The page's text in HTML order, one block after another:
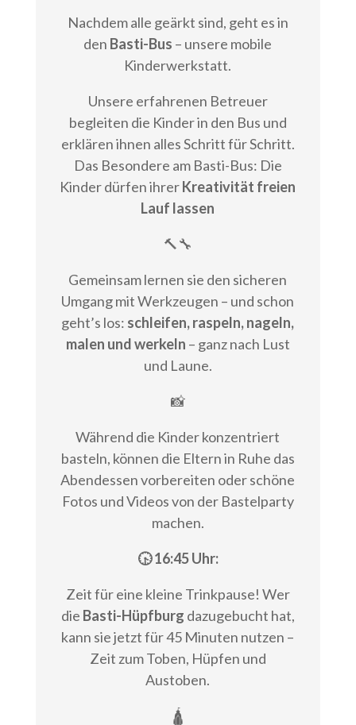
Nachdem alle geärkt sind, geht es in
den Basti-Bus – unsere mobile
Kinderwerkstatt.
Unsere erfahrenen Betreuer
begleiten die Kinder in den Bus und
erklären ihnen alles Schritt für Schritt.
Das Besondere am Basti-Bus: Die
Kinder dürfen ihrerKreativität freien
Lauf lassen
🔨🔧
Gemeinsam lernen sie den sicheren
Umgang mit Werkzeugen – und schon
geht’s los: schleifen, raspeln, nageln,
malen und werkeln – ganz nach Lust
und Laune.
📸
Während die Kinder konzentriert
basteln, können die Eltern in Ruhe das
Abendessen vorbereiten oder schöne
Fotos und Videos von der Bastelparty
machen.
🕟 16:45 Uhr:
Zeit für eine kleine Trinkpause! Wer
die Basti-Hüpfburg dazugebucht hat,
kann sie jetzt für 45 Minuten nutzen –
Zeit zum Toben, Hüpfen und
Austoben.
🛕